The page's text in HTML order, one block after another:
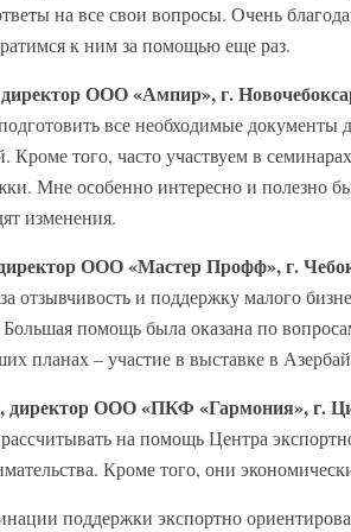
на все свои вопросы. Очень
к ним за помощью еще раз.
ООО «Ампир», г.
все необходимые
Кроме того, часто участвуем в
Мне особенно интересно и полезно
изменения.
ООО «Мастер Профф», г.
отзывчивость и поддержку малого
помощь была оказана по
планах – участие в выставке в
директор ООО «ПКФ «Гармония», г.
на помощь Центра
Кроме того, они
поддержки экспортно